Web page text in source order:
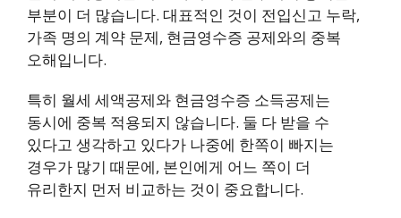
부분이 더 많습니다. 대표적인 것이 전입신고 누락,
가족 명의 계약 문제, 현금영수증 공제와의 중복
오해입니다.
특히 월세 세액공제와 현금영수증 소득공제는
동시에 중복 적용되지 않습니다. 둘 다 받을 수
있다고 생각하고 있다가 나중에 한쪽이 빠지는
경우가 많기 때문에, 본인에게 어느 쪽이 더
유리한지 먼저 비교하는 것이 중요합니다.